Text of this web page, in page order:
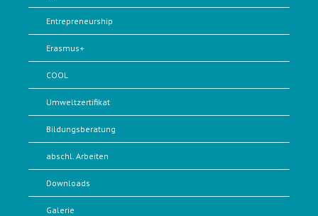
Entrepreneurship
Erasmus+
COOL
Umweltzertifikat
Bildungsberatung
abschl. Arbeiten
Downloads
Galerie